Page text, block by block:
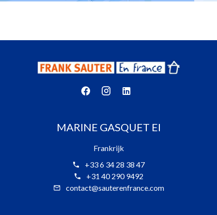
MARINE GASQUET EI
Frankrijk
+33 6 34 28 38 47
+31 40 290 9492
contact@sauterenfrance.com